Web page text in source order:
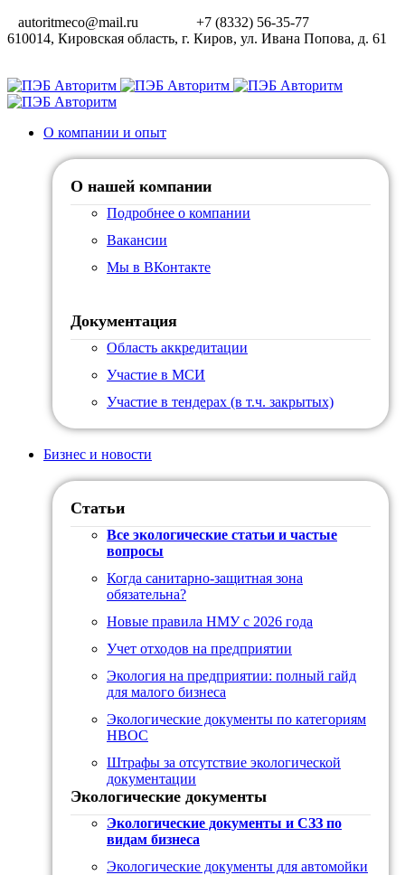
autoritmeco@mail.ru
+7 (8332) 56-35-77
610014, Кировская область, г. Киров, ул. Ивана Попова, д. 61
О компании и опыт
О нашей компании
Подробнее о компании
Вакансии
Мы в ВКонтакте
Документация
Область аккредитации
Участие в МСИ
Участие в тендерах (в т.ч. закрытых)
Бизнес и новости
Статьи
Все экологические статьи и частые
вопросы
Когда санитарно-защитная зона
обязательна?
Новые правила НМУ с 2026 года
Учет отходов на предприятии
Экология на предприятии: полный гайд
для малого бизнеса
Экологические документы по категориям
НВОС
Штрафы за отсутствие экологической
документации
Экологические документы
Экологические документы и СЗЗ по
видам бизнеса
Экологические документы для автомойки